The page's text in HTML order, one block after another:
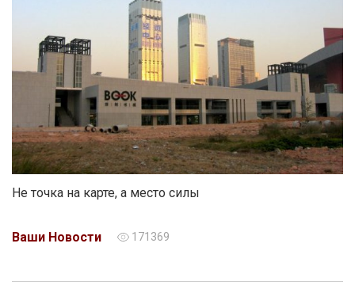
Не точка на карте, а место силы
Ваши Новости 171369